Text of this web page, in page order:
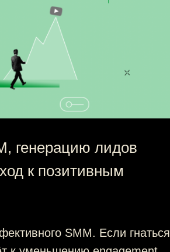
генерацию лидов
к позитивным
SMM. Если гнаться